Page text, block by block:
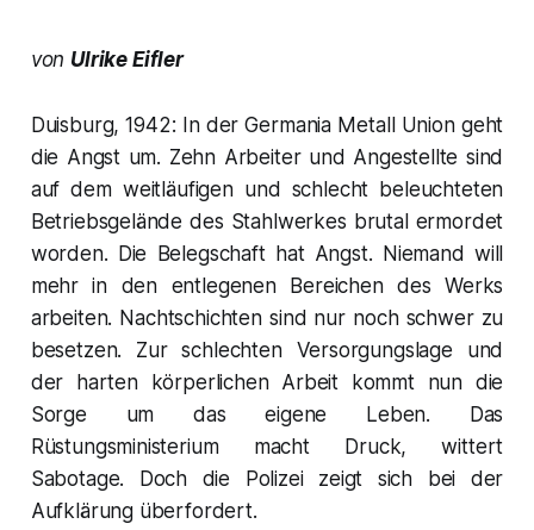
von Ulrike Eifler
Duisburg, 1942: In der Germania Metall Union geht
die Angst um. Zehn Arbeiter und Angestellte sind
auf dem weitläufigen und schlecht beleuchteten
Betriebsgelände des Stahlwerkes brutal ermordet
worden. Die Belegschaft hat Angst. Niemand will
mehr in den entlegenen Bereichen des Werks
arbeiten. Nachtschichten sind nur noch schwer zu
besetzen. Zur schlechten Versorgungslage und
der harten körperlichen Arbeit kommt nun die
Sorge um das eigene Leben. Das
Rüstungsministerium macht Druck, wittert
Sabotage. Doch die Polizei zeigt sich bei der
Aufklärung überfordert.